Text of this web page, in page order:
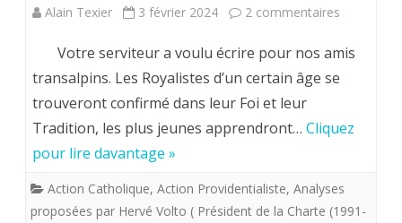
Alain Texier 3 février 2024 2 commentaires
CJA).
Votre serviteur a voulu écrire pour nos amis
transalpins. Les Royalistes d’un certain âge se
trouveront confirmé dans leur Foi et leur
Tradition, les plus jeunes apprendront… Cliquez
pour lire davantage »
Action Catholique, Action Providentialiste, Analyses
proposées par Hervé Volto ( Président de la Charte (1991-